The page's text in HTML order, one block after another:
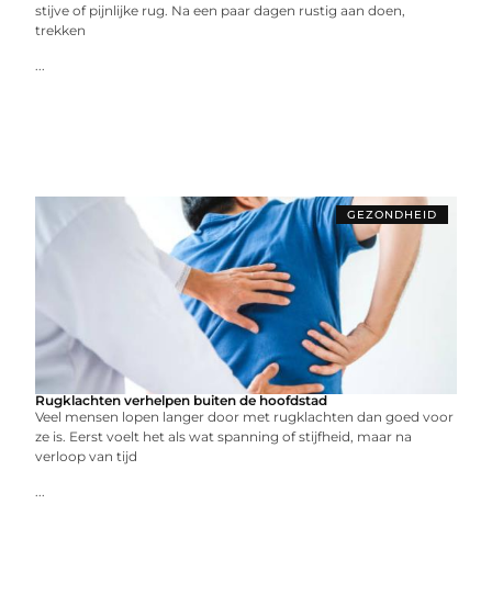
stijve of pijnlijke rug. Na een paar dagen rustig aan doen,
trekken
...
GEZONDHEID
Rugklachten verhelpen buiten de hoofdstad
Veel mensen lopen langer door met rugklachten dan goed voor
ze is. Eerst voelt het als wat spanning of stijfheid, maar na
verloop van tijd
...